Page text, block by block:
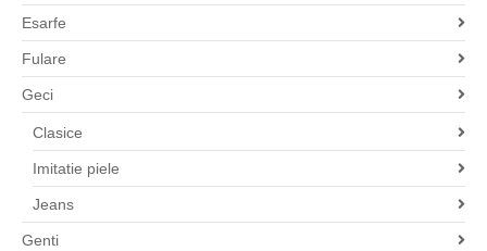
Esarfe
Fulare
Geci
Clasice
Imitatie piele
Jeans
Genti